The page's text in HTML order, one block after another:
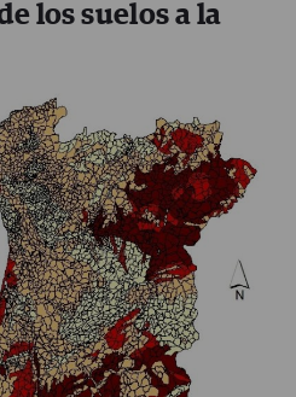
los suelos a la